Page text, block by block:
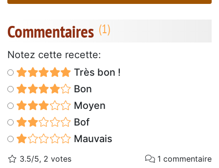
Commentaires
Notez cette recette:
Très bon !
Bon
Moyen
Bof
Mauvais
3.5/5, 2 votes 1 commentaire